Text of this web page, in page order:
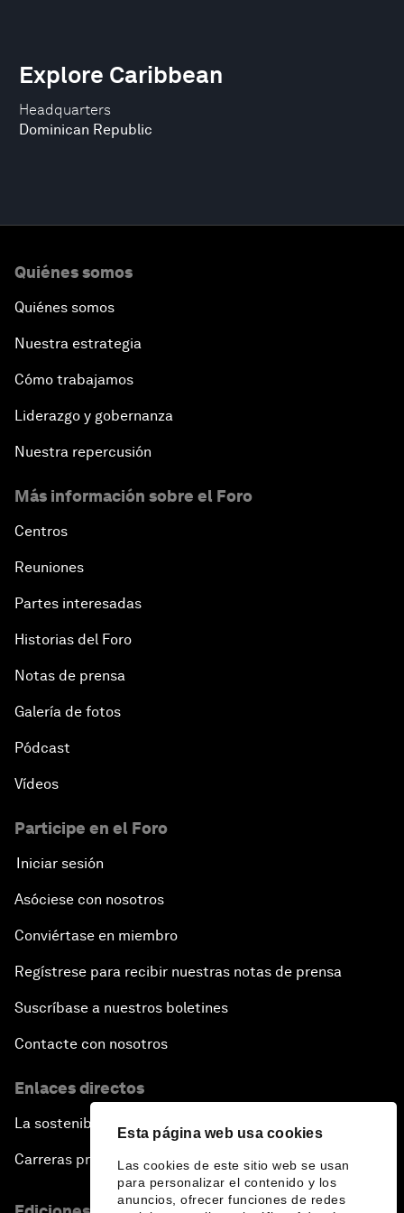
Esta página web usa cookies
Las cookies de este sitio web se usan
para personalizar el contenido y los
anuncios, ofrecer funciones de redes
Headquarters
Dominican Republic
Explore Caribbean
Quiénes somos
Quiénes somos
Nuestra estrategia
Cómo trabajamos
Liderazgo y gobernanza
Nuestra repercusión
Más información sobre el Foro
Centros
Reuniones
Partes interesadas
Historias del Foro
Notas de prensa
Galería de fotos
Pódcast
Vídeos
Participe en el Foro
Iniciar sesión
Asóciese con nosotros
Conviértase en miembro
Regístrese para recibir nuestras notas de prensa
Suscríbase a nuestros boletines
Contacte con nosotros
Enlaces directos
La sostenibilidad en el Foro
Carreras profesionales